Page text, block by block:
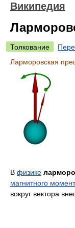
Википедия
Толкование
Ларморовская
В физике
магнитного
вокруг вектора